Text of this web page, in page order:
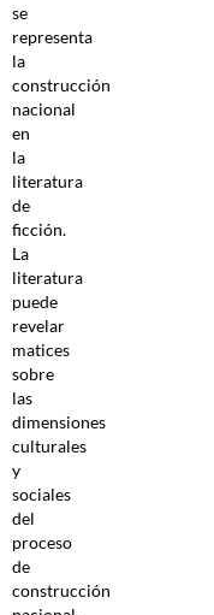
se
representa
la
construcción
nacional
en
la
literatura
de
ficción.
La
literatura
puede
revelar
matices
sobre
las
dimensiones
culturales
y
sociales
del
proceso
de
construcción